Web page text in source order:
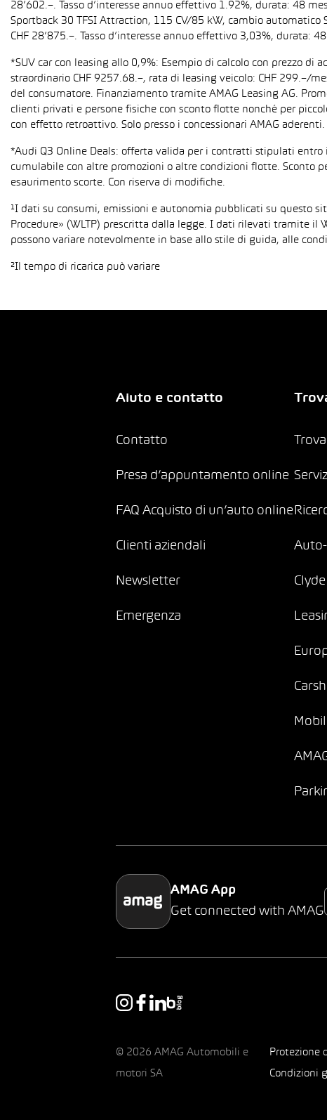
28’602.–. Tasso d’interesse annuo effettivo 1.92%, durata: 48
Sportback 30 TFSI Attraction, 115 CV/85 kW, cambio
CHF 28’875.–. Tasso d’interesse annuo effettivo 3,03%, durata:
*SUV car con leasing allo 0,9%: Esempio di calcolo con prezzo di
straordinario CHF 9257.68.–, rata di leasing veicolo: CHF 299.–/
del consumatore. Finanziamento tramite AMAG Leasing AG.
clienti privati e persone fisiche con sconto flotte nonché per
con effetto retroattivo. Solo presso i concessionari AMAG
*Audi Q3 Online Deals: offerta valida per i contratti stipulati
cumulabile con altre promozioni o altre condizioni flotte. Sconto
esaurimento scorte. Con riserva di modifiche.
¹I dati su consumi, emissioni e autonomia pubblicati su questo
Procedure» (WLTP) prescritta dalla legge. I dati rilevati tramite il
possono variare notevolmente in base allo stile di guida, alle
²Il tempo di ricarica può variare
Aiuto e contatto
Contatto
Presa d’appuntamento online
FAQ Acquisto di un’auto online
Clienti aziendali
Newsletter
Emergenza
Clyde
AMAG App
Get connected with AMAG
© 2026 AMAG Automobili e
motori SA
Protezione
Condizioni